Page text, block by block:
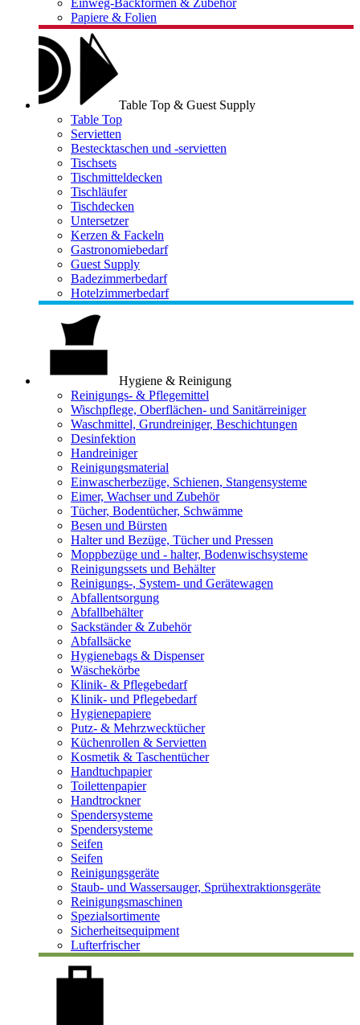
Einweg-Backformen & Zubehör
Papiere & Folien
Table Top & Guest Supply
Table Top
Servietten
Bestecktaschen und -servietten
Tischsets
Tischmitteldecken
Tischläufer
Tischdecken
Untersetzer
Kerzen & Fackeln
Gastronomiebedarf
Guest Supply
Badezimmerbedarf
Hotelzimmerbedarf
Hygiene & Reinigung
Reinigungs- & Pflegemittel
Wischpflege, Oberflächen- und Sanitärreiniger
Waschmittel, Grundreiniger, Beschichtungen
Desinfektion
Handreiniger
Reinigungsmaterial
Einwascherbezüge, Schienen, Stangensysteme
Eimer, Wachser und Zubehör
Tücher, Bodentücher, Schwämme
Besen und Bürsten
Halter und Bezüge, Tücher und Pressen
Moppbezüge und - halter, Bodenwischsysteme
Reinigungssets und Behälter
Reinigungs-, System- und Gerätewagen
Abfallentsorgung
Abfallbehälter
Sackständer & Zubehör
Abfallsäcke
Hygienebags & Dispenser
Wäschekörbe
Klinik- & Pflegebedarf
Klinik- und Pflegebedarf
Hygienepapiere
Putz- & Mehrzwecktücher
Küchenrollen & Servietten
Kosmetik & Taschentücher
Handtuchpapier
Toilettenpapier
Handtrockner
Spendersysteme
Spendersysteme
Seifen
Seifen
Reinigungsgeräte
Staub- und Wassersauger, Sprühextraktionsgeräte
Reinigungsmaschinen
Spezialsortimente
Sicherheitsequipment
Lufterfrischer